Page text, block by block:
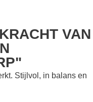
VAN
Stijlvol, in balans en